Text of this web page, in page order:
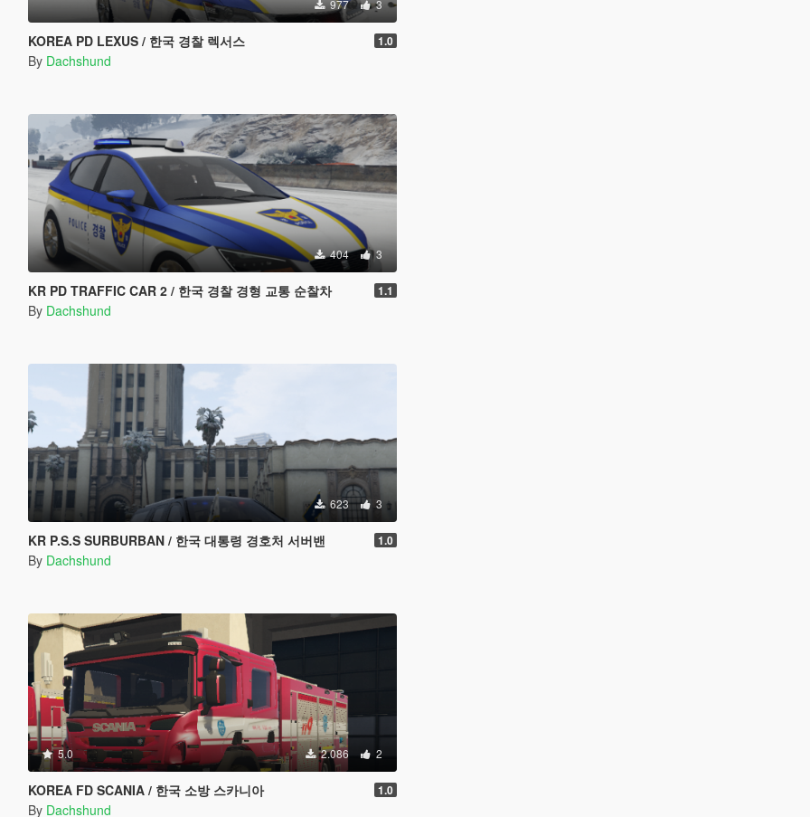
977 3
KOREA PD LEXUS / 한국 경찰 렉서스 1.0
By Dachshund
404 3
KR PD TRAFFIC CAR 2 / 한국 경찰 경형 교통 순찰차 1.1
By Dachshund
623 3
KR P.S.S SURBURBAN / 한국 대통령 경호처 서버밴 1.0
By Dachshund
5.0 2.086 2
KOREA FD SCANIA / 한국 소방 스카니아 1.0
By Dachshund